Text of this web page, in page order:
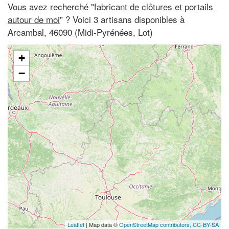
Vous avez recherché "fabricant de clôtures et portails
autour de moi" ? Voici 3 artisans disponibles à
Arcambal, 46090 (Midi-Pyrénées, Lot)
+
−
Leaflet| Map data ©OpenStreetMap contributors, CC-BY-SA